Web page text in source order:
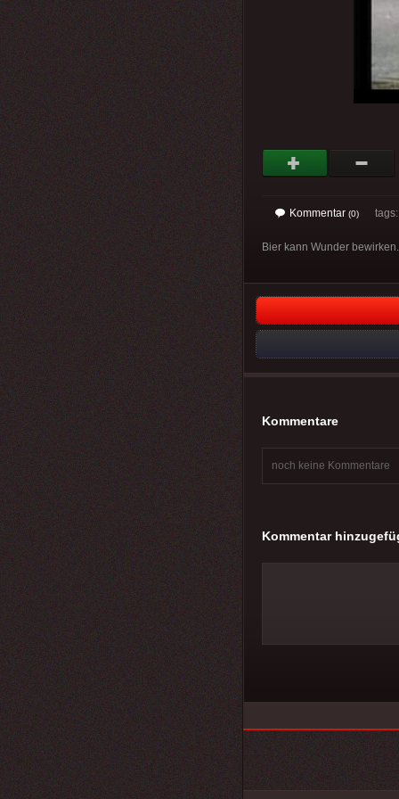
Kommentar (0)
Bier kann Wunder bewirken.
Kommentare
noch keine Kommentare
Kommentar